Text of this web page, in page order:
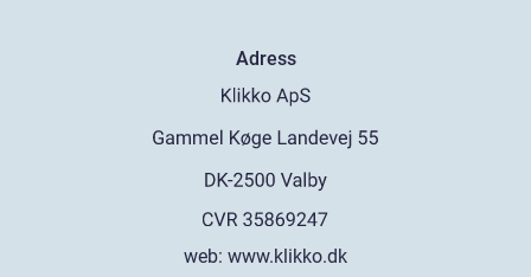
Adress
web: www.klikko.dk